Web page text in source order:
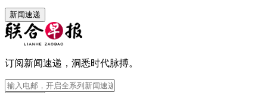
新闻速递
订阅新闻速递，洞悉时代脉搏。